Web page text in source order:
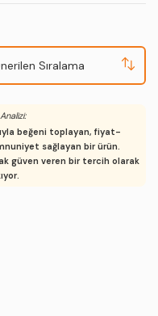
Sıralama
beğeni toplayan, fiyat-
sağlayan bir ürün.
güven veren bir tercih olarak